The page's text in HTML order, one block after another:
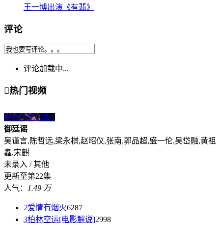
王一博出演《有翡》
评论
评论加载中...
热门视频
更新至第22集1
御廷谣
吴谨言,陈哲远,梁永棋,赵昭仪,张南,郭品超,盛一伦,吴岱融,黄祖
鑫,宋麒
未录入 / 其他
更新至第22集
人气：
1.49 万
2爱情有烟火6287
3柏林空运[电影解说]2998